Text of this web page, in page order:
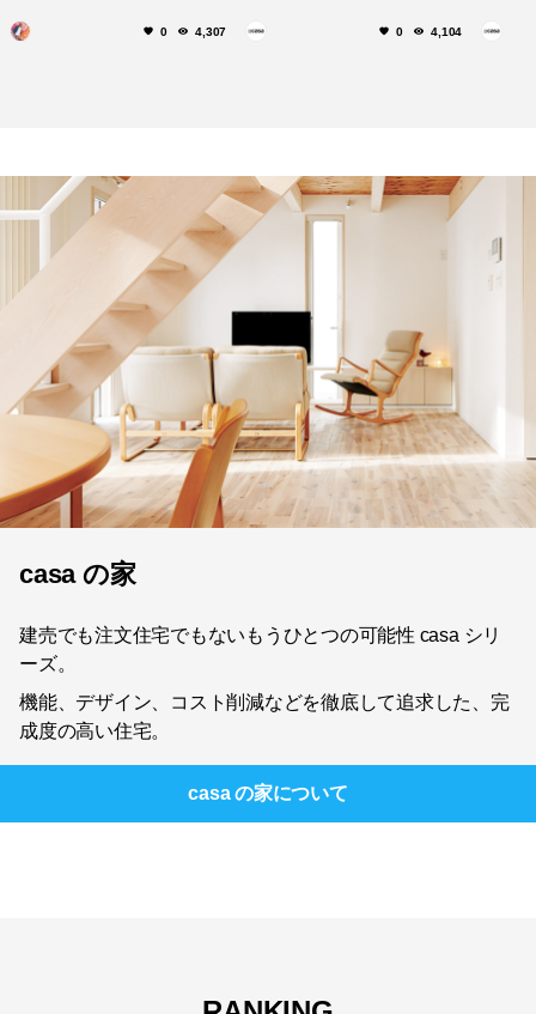
0 4,307 0 4,104
プ）」
casa の家
建売でも注文住宅でもないもうひとつの可能性 casa シリ
ーズ。
機能、デザイン、コスト削減などを徹底して追求した、完
成度の高い住宅。
casa の家について